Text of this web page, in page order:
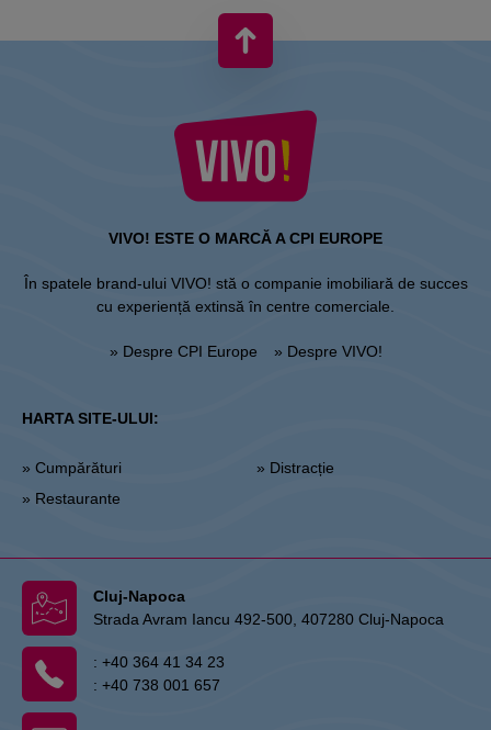
VIVO! ESTE O MARCĂ A CPI EUROPE
În spatele brand-ului VIVO! stă o companie imobiliară de succes
cu experiență extinsă în centre comerciale.
» Despre CPI Europe » Despre VIVO!
HARTA SITE-ULUI:
» Cumpărături
» Restaurante
» Distracție
Cluj-Napoca
Strada Avram Iancu 492-500, 407280 Cluj-Napoca
: +40 364 41 34 23
: +40 738 001 657